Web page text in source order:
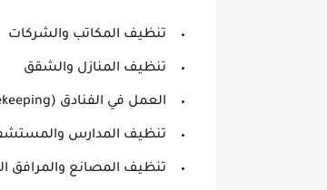
تنظيف المكاتب والشركات
تنظيف المنازل والشقق
العمل في الفنادق (Housekeeping)
تنظيف المدارس
تنظيف المصانع والمرافق